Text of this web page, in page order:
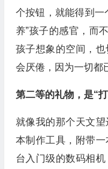
个按钮，就能得到一
养”孩子的感官，而
孩子想象的空间，
会厌倦，因为一切都
第二等的礼物，是“
就像我的那个天文
本制作工具，附带
台入门级的数码相